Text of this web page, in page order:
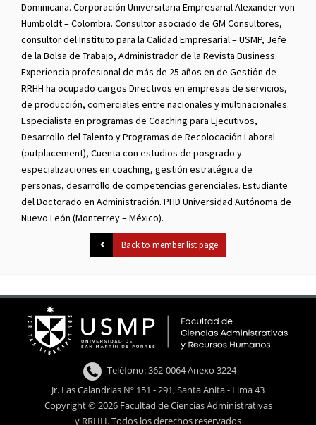
Dominicana. Corporación Universitaria Empresarial Alexander von
Humboldt – Colombia. Consultor asociado de GM Consultores,
consultor del Instituto para la Calidad Empresarial – USMP, Jefe
de la Bolsa de Trabajo, Administrador de la Revista Business.
Experiencia profesional de más de 25 años en de Gestión de
RRHH ha ocupado cargos Directivos en empresas de servicios,
de producción, comerciales entre nacionales y multinacionales.
Especialista en programas de Coaching para Ejecutivos,
Desarrollo del Talento y Programas de Recolocación Laboral
(outplacement), Cuenta con estudios de posgrado y
especializaciones en coaching, gestión estratégica de
personas, desarrollo de competencias gerenciales. Estudiante
del Doctorado en Administración. PHD Universidad Autónoma de
Nuevo León (Monterrey – México).
Back to member list page
Teléfono: 362-0064 Anexo 3224
Jr. Las Calandrias Nº 151 - 291, Santa Anita - Lima 43
Copyright © 2026 Facultad de Ciencias Administrativas
y RRHH. Todos los derechos reservados